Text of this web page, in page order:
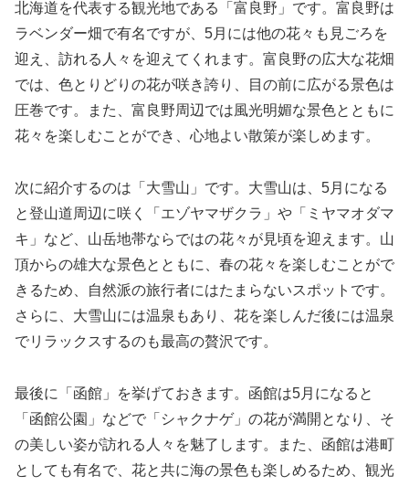
北海道を代表する観光地である「富良野」です。富良野は
ラベンダー畑で有名ですが、5月には他の花々も見ごろを
迎え、訪れる人々を迎えてくれます。富良野の広大な花畑
では、色とりどりの花が咲き誇り、目の前に広がる景色は
圧巻です。また、富良野周辺では風光明媚な景色とともに
花々を楽しむことができ、心地よい散策が楽しめます。
次に紹介するのは「大雪山」です。大雪山は、5月になる
と登山道周辺に咲く「エゾヤマザクラ」や「ミヤマオダマ
キ」など、山岳地帯ならではの花々が見頃を迎えます。山
頂からの雄大な景色とともに、春の花々を楽しむことがで
きるため、自然派の旅行者にはたまらないスポットです。
さらに、大雪山には温泉もあり、花を楽しんだ後には温泉
でリラックスするのも最高の贅沢です。
最後に「函館」を挙げておきます。函館は5月になると
「函館公園」などで「シャクナゲ」の花が満開となり、そ
の美しい姿が訪れる人々を魅了します。また、函館は港町
としても有名で、花と共に海の景色も楽しめるため、観光